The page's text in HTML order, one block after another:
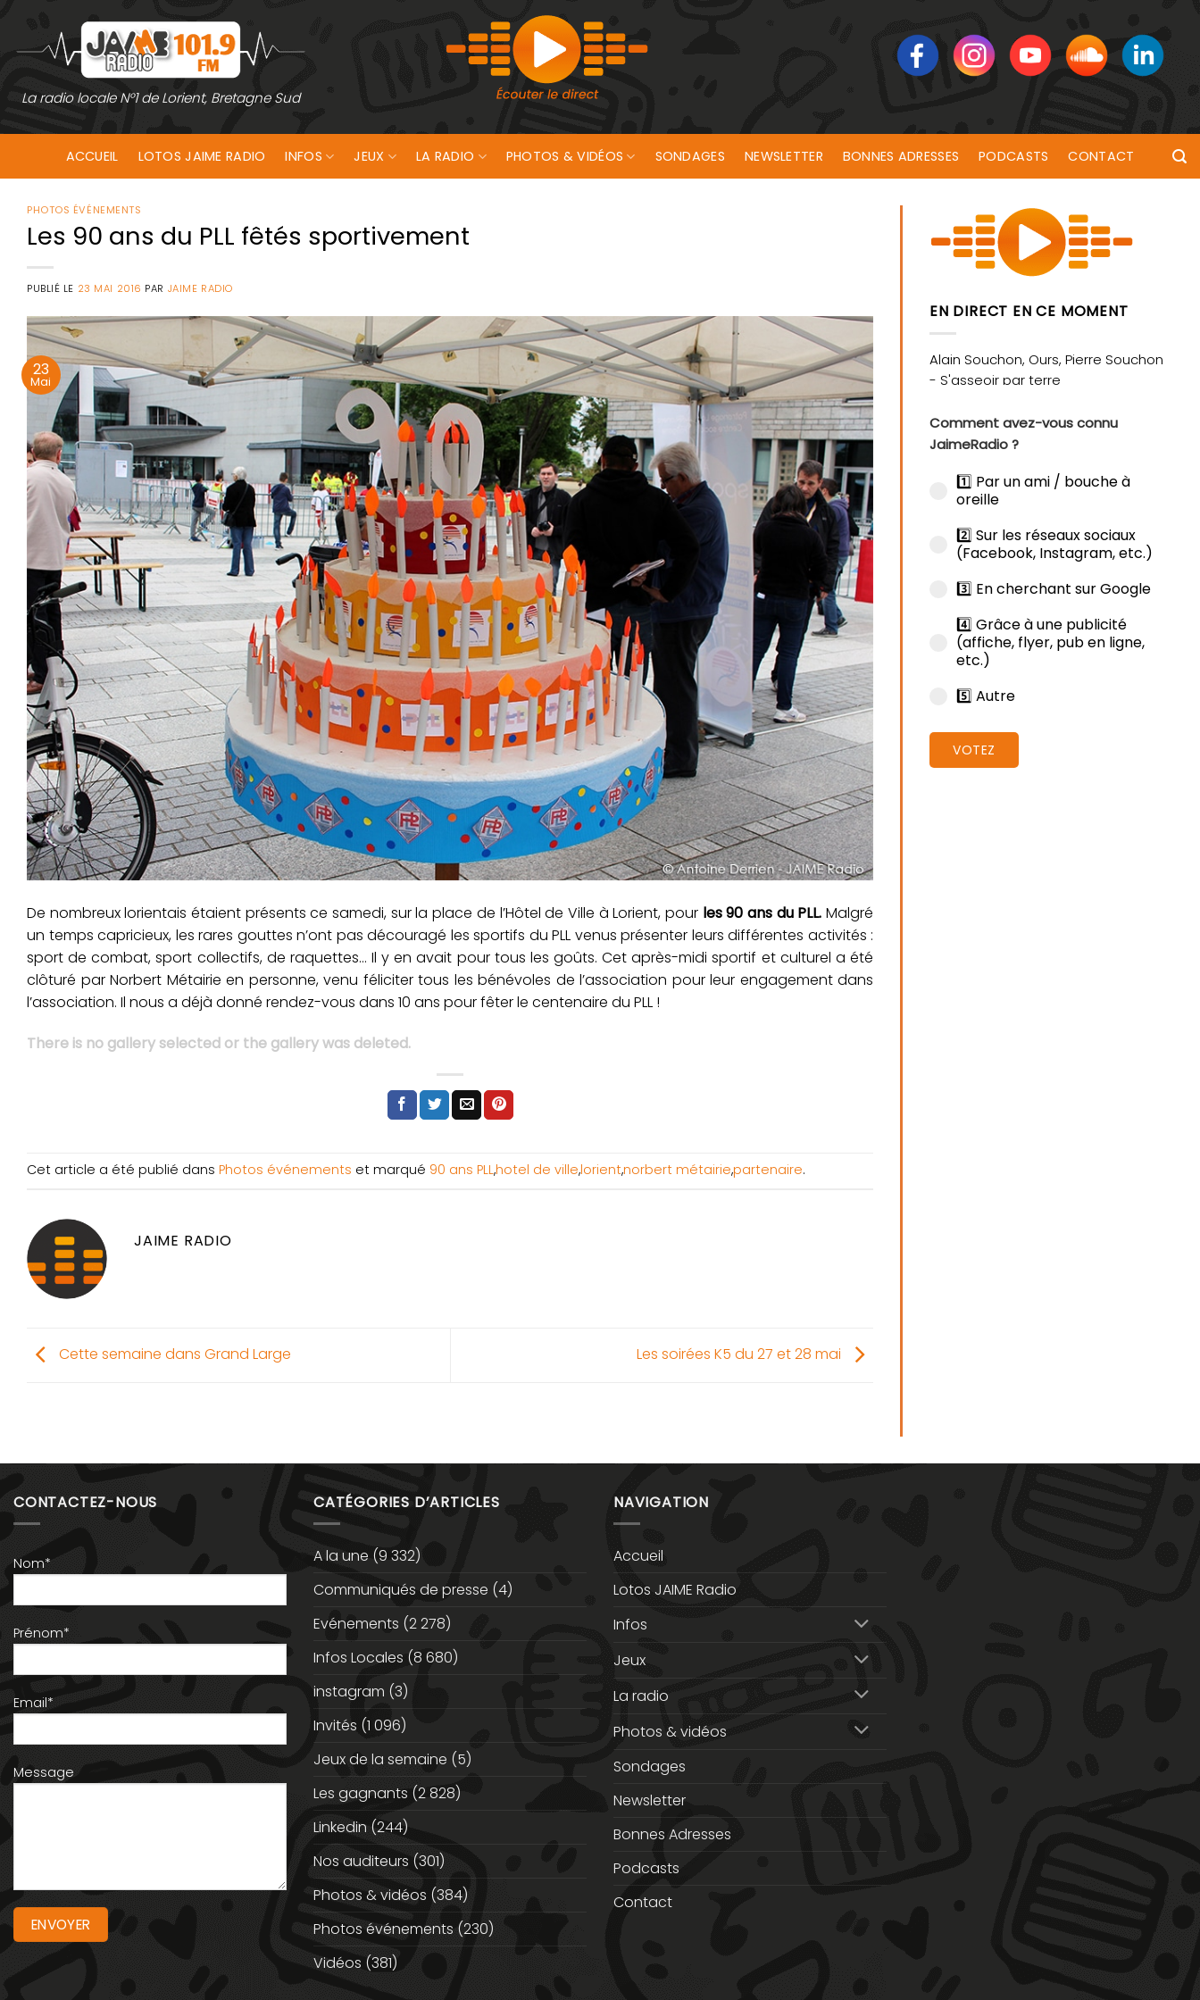
contenu
La radio locale N°1 de Lorient, Bretagne Sud
ACCUEIL LOTOS JAIME RADIO INFOS JEUX LA RADIO PHOTOS & VIDÉOS SONDAGES NEWSLETTER BONNES ADRESSES PODCASTS CONTACT
PHOTOS ÉVÉNEMENTS
Les 90 ans du PLL fêtés sportivement
PUBLIÉ LE 23 MAI 2016 PAR JAIME RADIO
23
Mai
De nombreux lorientais étaient présents ce samedi, sur la place de l’Hôtel de Ville à Lorient, pour les 90 ans du PLL. Malgré
un temps capricieux, les rares gouttes n’ont pas découragé les sportifs du PLL venus présenter leurs différentes activités :
sport de combat, sport collectifs, de raquettes… Il y en avait pour tous les goûts. Cet après-midi sportif et culturel a été
clôturé par Norbert Métairie en personne, venu féliciter tous les bénévoles de l’association pour leur engagement dans
l’association. Il nous a déjà donné rendez-vous dans 10 ans pour fêter le centenaire du PLL !
There is no gallery selected or the gallery was deleted.
Cet article a été publié dans Photos événements et marqué 90 ans PLL,hotel de ville,lorient,norbert métairie,partenaire.
JAIME RADIO
Cette semaine dans Grand Large Les soirées K5 du 27 et 28 mai
EN DIRECT EN CE MOMENT
Comment avez-vous connu
JaimeRadio ?
1️⃣ Par un ami / bouche à
oreille
2️⃣ Sur les réseaux sociaux
(Facebook, Instagram, etc.)
3️⃣ En cherchant sur Google
4️⃣ Grâce à une publicité
(affiche, flyer, pub en ligne,
etc.)
5️⃣ Autre
VOTEZ
CONTACTEZ-NOUS
Nom*
Prénom*
Email*
Message
CATÉGORIES D’ARTICLES
A la une (9 332)
Communiqués de presse (4)
Evénements (2 278)
Infos Locales (8 680)
instagram (3)
Invités (1 096)
Jeux de la semaine (5)
Les gagnants (2 828)
Linkedin (244)
Nos auditeurs (301)
Photos & vidéos (384)
Photos événements (230)
Vidéos (381)
NAVIGATION
Accueil
Lotos JAIME Radio
Infos
Jeux
La radio
Photos & vidéos
Sondages
Newsletter
Bonnes Adresses
Podcasts
Contact